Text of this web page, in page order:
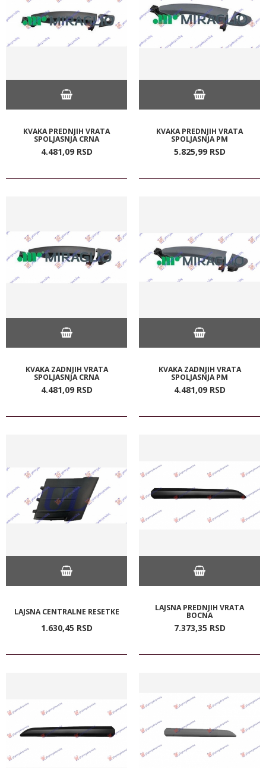
KVAKA PREDNJIH VRATA
SPOLJASNJA CRNA
4.481,09 RSD
KVAKA PREDNJIH VRATA
SPOLJASNJA PM
5.825,99 RSD
KVAKA ZADNJIH VRATA
SPOLJASNJA CRNA
4.481,09 RSD
KVAKA ZADNJIH VRATA
SPOLJASNJA PM
4.481,09 RSD
LAJSNA CENTRALNE RESETKE
1.630,45 RSD
LAJSNA PREDNJIH VRATA
BOCNA
7.373,35 RSD